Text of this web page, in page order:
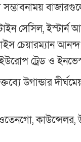
সেসিল, ইস্টার্ন
চেয়ারম্যান
ট্রেড ও
উগান্ডার